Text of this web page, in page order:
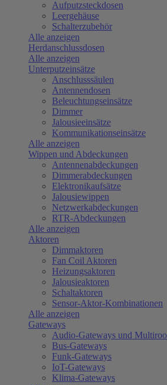
Aufputzsteckdosen
Leergehäuse
Schalterzubehör
Alle anzeigen
Herdanschlussdosen
Alle anzeigen
Unterputzeinsätze
Anschlusssäulen
Antennendosen
Beleuchtungseinsätze
Dimmer
Jalousieeinsätze
Kommunikationseinsätze
Alle anzeigen
Wippen und Abdeckungen
Antennenabdeckungen
Dimmerabdeckungen
Elektronikaufsätze
Jalousiewippen
Netzwerkabdeckungen
RTR-Abdeckungen
Alle anzeigen
Aktoren
Dimmaktoren
Fan Coil Aktoren
Heizungsaktoren
Jalousieaktoren
Schaltaktoren
Sensor-Aktor-Kombinationen
Alle anzeigen
Gateways
Audio-Gateways und
Bus-Gateways
Funk-Gateways
IoT-Gateways
Klima-Gateways